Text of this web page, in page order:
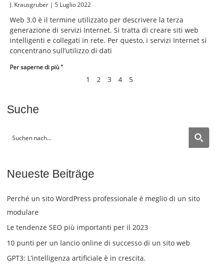
J. Krausgruber 5 Luglio 2022
Web 3.0 è il termine utilizzato per descrivere la terza
generazione di servizi Internet. Si tratta di creare siti web
intelligenti e collegati in rete. Per questo, i servizi Internet si
concentrano sull’utilizzo di dati
Per saperne di più "
1 2 3 4 5
Suche
Neueste Beiträge
Perché un sito WordPress professionale è meglio di un sito
modulare
Le tendenze SEO più importanti per il 2023
10 punti per un lancio online di successo di un sito web
GPT3: L’intelligenza artificiale è in crescita.